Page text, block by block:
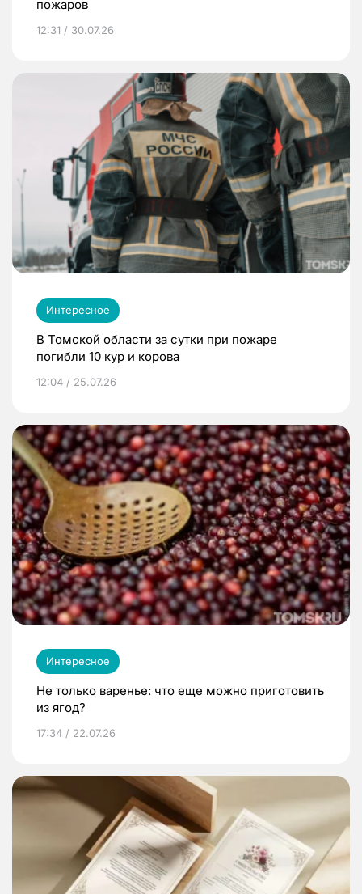
пожаров
12:31 / 30.07.26
Интересное
В Томской области за сутки при пожаре
погибли 10 кур и корова
12:04 / 25.07.26
Интересное
Не только варенье: что еще можно приготовить
из ягод?
17:34 / 22.07.26